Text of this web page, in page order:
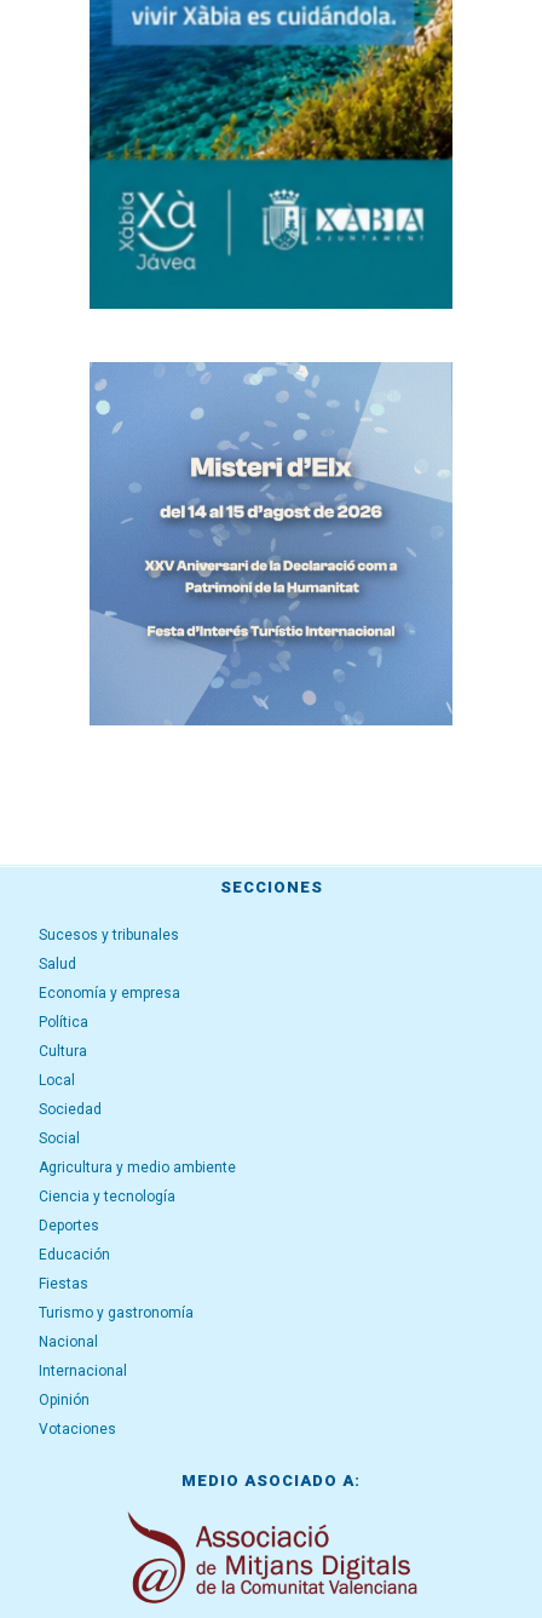
SECCIONES
Sucesos y tribunales
Salud
Economía y empresa
Política
Cultura
Local
Sociedad
Social
Agricultura y medio ambiente
Ciencia y tecnología
Deportes
Educación
Fiestas
Turismo y gastronomía
Nacional
Internacional
Opinión
Votaciones
MEDIO ASOCIADO A: